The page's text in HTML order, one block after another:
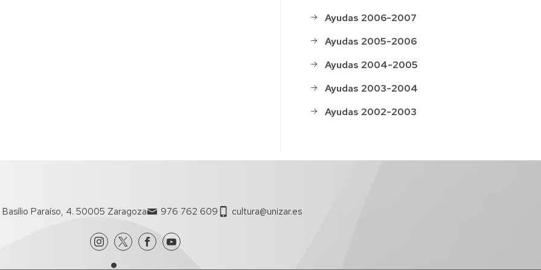
Ayudas 2006-2007
Ayudas 2005-2006
Ayudas 2004-2005
Ayudas 2003-2004
Ayudas 2002-2003
Basilio Paraíso, 4. 50005 Zaragoza 976 762 609 cultura@unizar.es